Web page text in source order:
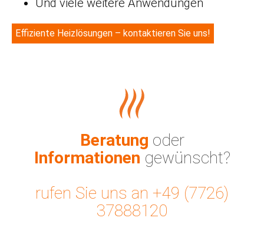
Und viele weitere Anwendungen
Effiziente Heizlösungen – kontaktieren Sie uns!
Beratung oder
Informationen gewünscht?
rufen Sie uns an +49 (7726)
37888120